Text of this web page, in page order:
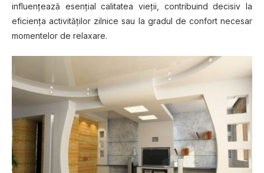
influenţează esenţial calitatea vieţii, contribuind decisiv la
eficienţa activităţilor zilnice sau la gradul de confort necesar
momentelor de relaxare.